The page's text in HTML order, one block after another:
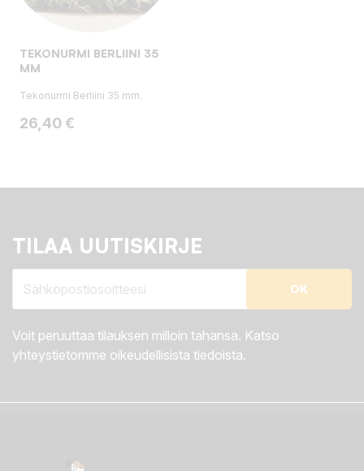
TEKONURMI BERLIINI 35
MM
Tekonurmi Berliini 35 mm.
Hinta
26,40 €
TILAA UUTISKIRJE
Voit peruuttaa tilauksen milloin tahansa. Katso
yhteystietomme oikeudellisista tiedoista.